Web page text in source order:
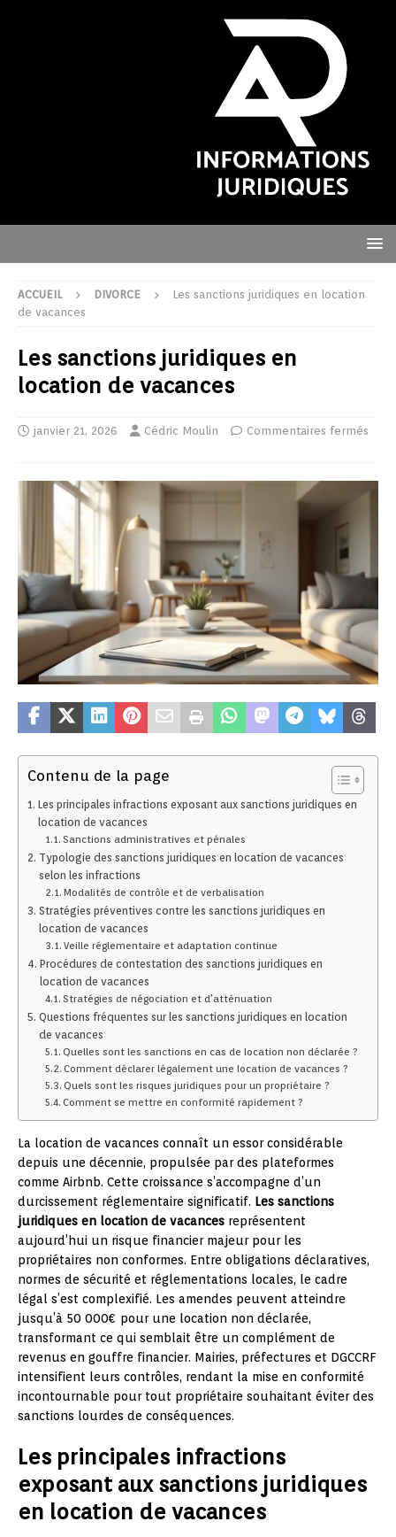
ACCUEIL DIVORCE
Les sanctions juridiques en location
de vacances
Les sanctions juridiques en
location de vacances
janvier 21, 2026 Cédric Moulin Commentaires fermés
Contenu de la page
Les principales infractions exposant aux sanctions juridiques en
location de vacances
Sanctions administratives et pénales
Typologie des sanctions juridiques en location de vacances
selon les infractions
Modalités de contrôle et de verbalisation
Stratégies préventives contre les sanctions juridiques en
location de vacances
Veille réglementaire et adaptation continue
Procédures de contestation des sanctions juridiques en
location de vacances
Stratégies de négociation et d’atténuation
Questions fréquentes sur les sanctions juridiques en location
de vacances
Quelles sont les sanctions en cas de location non déclarée ?
Comment déclarer légalement une location de vacances ?
Quels sont les risques juridiques pour un propriétaire ?
Comment se mettre en conformité rapidement ?
La location de vacances connaît un essor considérable
depuis une décennie, propulsée par des plateformes
comme Airbnb. Cette croissance s’accompagne d’un
durcissement réglementaire significatif. Les sanctions
juridiques en location de vacances représentent
aujourd’hui un risque financier majeur pour les
propriétaires non conformes. Entre obligations déclaratives,
normes de sécurité et réglementations locales, le cadre
légal s’est complexifié. Les amendes peuvent atteindre
jusqu’à 50 000€ pour une location non déclarée,
transformant ce qui semblait être un complément de
revenus en gouffre financier. Mairies, préfectures et DGCCRF
intensifient leurs contrôles, rendant la mise en conformité
incontournable pour tout propriétaire souhaitant éviter des
sanctions lourdes de conséquences.
Les principales infractions
exposant aux sanctions juridiques
en location de vacances